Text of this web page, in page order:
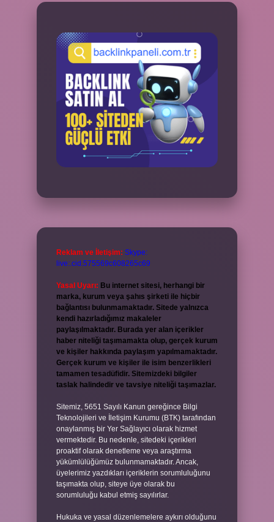
Reklam ve İletişim: Skype:
live:.cid.575569c608265c69
Yasal Uyarı: Bu internet sitesi, herhangi bir
marka, kurum veya şahıs şirketi ile hiçbir
bağlantısı bulunmamaktadır. Sitede yalnızca
kendi hazırladığımız makaleler
paylaşılmaktadır. Burada yer alan içerikler
haber niteliği taşımamakta olup, gerçek kurum
ve kişiler hakkında paylaşım yapılmamaktadır.
Gerçek kurum ve kişiler ile isim benzerlikleri
tamamen tesadüfidir. Sitemizdeki bilgiler
taslak halindedir ve tavsiye niteliği taşımazlar.
Sitemiz, 5651 Sayılı Kanun gereğince Bilgi
Teknolojileri ve İletişim Kurumu (BTK) tarafından
onaylanmış bir Yer Sağlayıcı olarak hizmet
vermektedir. Bu nedenle, sitedeki içerikleri
proaktif olarak denetleme veya araştırma
yükümlülüğümüz bulunmamaktadır. Ancak,
üyelerimiz yazdıkları içeriklerin sorumluluğunu
taşımakta olup, siteye üye olarak bu
sorumluluğu kabul etmiş sayılırlar.
Hukuka ve yasal düzenlemelere aykırı olduğunu